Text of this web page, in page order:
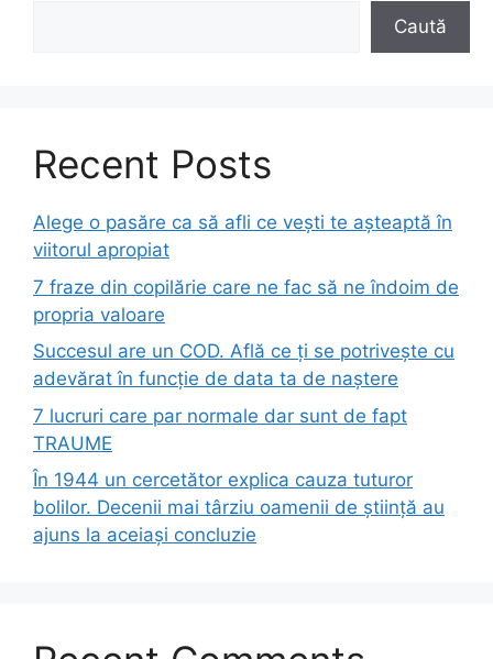
Caută
Recent Posts
Alege o pasăre ca să afli ce vești te așteaptă în
viitorul apropiat
7 fraze din copilărie care ne fac să ne îndoim de
propria valoare
Succesul are un COD. Află ce ți se potrivește cu
adevărat în funcție de data ta de naștere
7 lucruri care par normale dar sunt de fapt
TRAUME
În 1944 un cercetător explica cauza tuturor
bolilor. Decenii mai târziu oamenii de știință au
ajuns la aceiași concluzie